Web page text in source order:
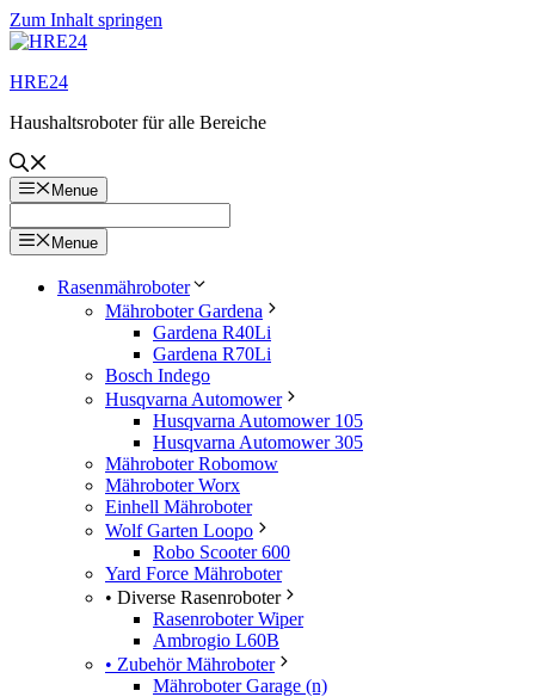
Zum Inhalt springen
HRE24
Haushaltsroboter für alle Bereiche
Menue
Menue
Rasenmähroboter
Mähroboter Gardena
Gardena R40Li
Gardena R70Li
Bosch Indego
Husqvarna Automower
Husqvarna Automower 105
Husqvarna Automower 305
Mähroboter Robomow
Mähroboter Worx
Einhell Mähroboter
Wolf Garten Loopo
Robo Scooter 600
Yard Force Mähroboter
• Diverse Rasenroboter
Rasenroboter Wiper
Ambrogio L60B
• Zubehör Mähroboter
Mähroboter Garage (n)